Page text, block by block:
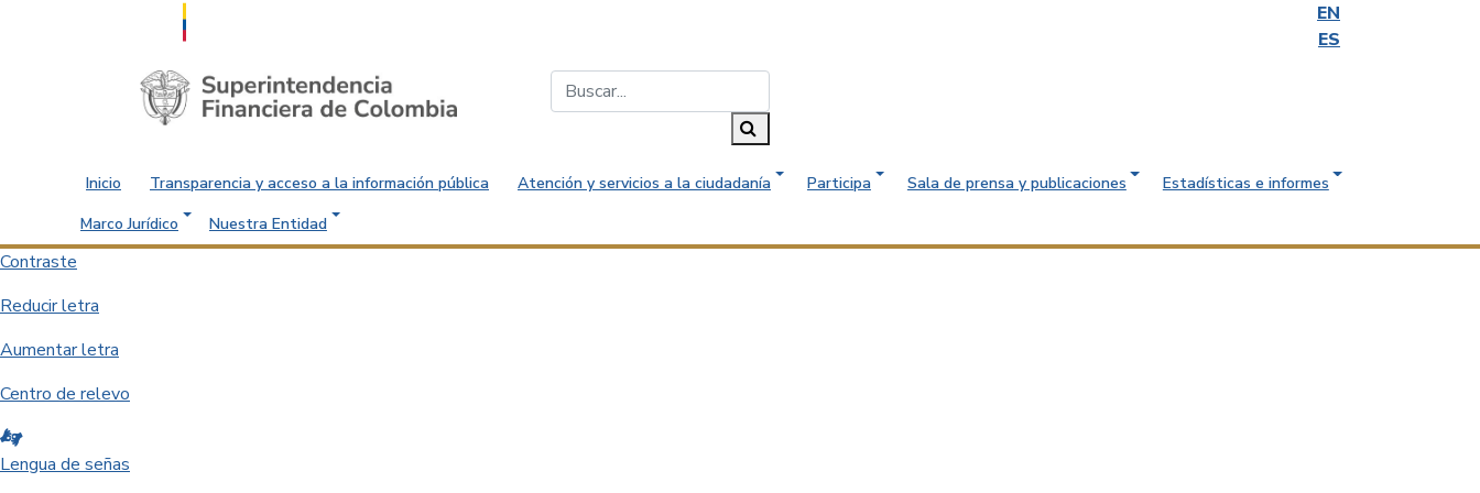
EN
ES
Saltar al contenido principal
Inicio Transparencia y acceso a la información pública Atención y servicios a la ciudadanía Participa Sala de prensa y publicaciones
Estadísticas e informes
Marco Jurídico
Nuestra Entidad
Contraste
Reducir letra
Aumentar letra
Centro de relevo
Lengua de señas